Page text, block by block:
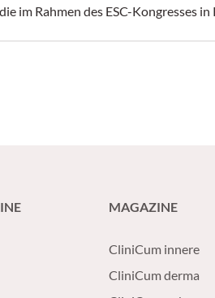
im Rahmen des ESC-Kongresses
MAGAZINE
CliniCum innere
CliniCum derma